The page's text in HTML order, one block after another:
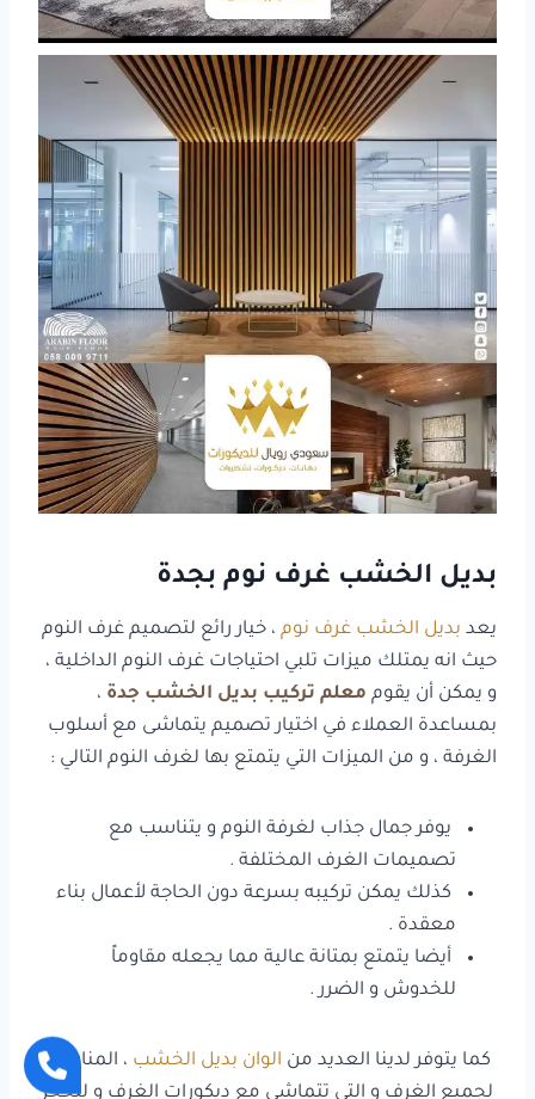
بديل الخشب غرف نوم بجدة
يعد بديل الخشب غرف نوم ، خيار رائع لتصميم غرف النوم
حيث انه يمتلك ميزات تلبي احتياجات غرف النوم الداخلية ،
و يمكن أن يقوم معلم تركيب بديل الخشب جدة ،
بمساعدة العملاء في اختيار تصميم يتماشى مع أسلوب
الغرفة ، و من الميزات التي يتمتع بها لغرف النوم التالي :
يوفر جمال جذاب لغرفة النوم و يتناسب مع
تصميمات الغرف المختلفة .
كذلك يمكن تركيبه بسرعة دون الحاجة لأعمال بناء
معقدة .
أيضا يتمتع بمتانة عالية مما يجعله مقاوماً
للخدوش و الضرر .
كما يتوفر لدينا العديد من الوان بديل الخشب ، المناسبة
لجميع الغرف و التي تتماشى مع ديكورات الغرف و للحجز